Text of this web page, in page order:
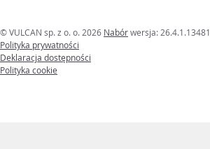
© VULCAN sp. z o. o. 2026 Nabórwersja: 26.4.1.13481
Polityka prywatności
Deklaracja dostępności
Polityka cookie